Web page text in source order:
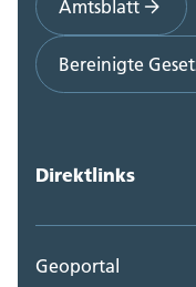
Amtsblatt
Bereinigte
Direktlinks
Geoportal